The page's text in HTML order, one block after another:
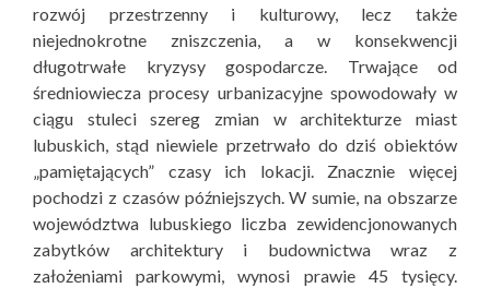
rozwój przestrzenny i kulturowy, lecz także
niejednokrotne zniszczenia, a w konsekwencji
długotrwałe kryzysy gospodarcze. Trwające od
średniowiecza procesy urbanizacyjne spowodowały w
ciągu stuleci szereg zmian w architekturze miast
lubuskich, stąd niewiele przetrwało do dziś obiektów
„pamiętających” czasy ich lokacji. Znacznie więcej
pochodzi z czasów późniejszych. W sumie, na obszarze
województwa lubuskiego liczba zewidencjonowanych
zabytków architektury i budownictwa wraz z
założeniami parkowymi, wynosi prawie 45 tysięcy.